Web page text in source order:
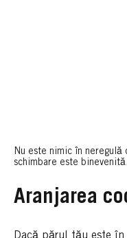
Nu este nimic în neregulă
schimbare este binevenită.
Aranjarea
Dacă părul tău este